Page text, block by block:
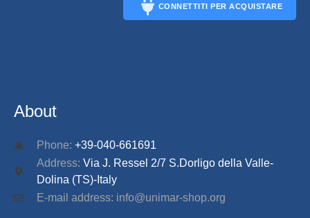
CONNETTITI PER ACQUISTARE
About
Phone: +39-040-661691
Address: Via J. Ressel 2/7 S.Dorligo della Valle-
Dolina (TS)-Italy
E-mail address: info@unimar-shop.org